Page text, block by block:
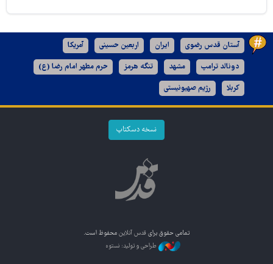
آستان قدس رضوی ایران اربعین حسینی آمریکا
دونالد ترامپ مشهد تنگه هرمز حرم مطهر امام رضا (ع)
کربلا رژیم صهیونیستی
نسخه دسکتاپ
تمامی حقوق برای قدس آنلاین محفوظ است.
طراحی و تولید: نستوه